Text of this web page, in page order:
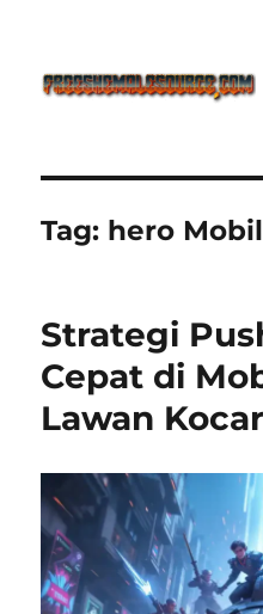
Defense Main
Ketagihan!
Tag: hero
Strategi
Cepat di
Lawan